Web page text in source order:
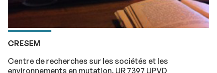
CRESEM
Centre de recherches sur les sociétés et les
environnements en mutation. UR 7397 UPVD